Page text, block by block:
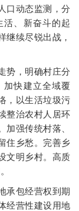
口动态监测，分
活、新奋斗的起
继续尽锐出战，
，明确村庄分
加快建立全域覆
，以生活垃圾污
整治农村人居环
强传统村落、
住乡愁。完善乡
文明乡村。高质
包经营权到期
经营性建设用地